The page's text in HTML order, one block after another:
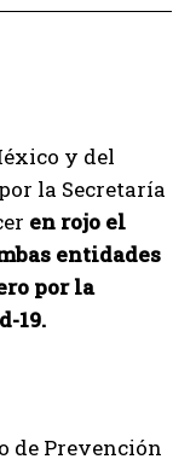
y del
la Secretaría
en rojo el
entidades
por la
19.
de Prevención